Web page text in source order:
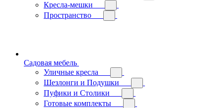
Кресла-мешки
Пространство
Садовая мебель
Уличные кресла
Шезлонги и Подушки
Пуфики и Столики
Готовые комплекты